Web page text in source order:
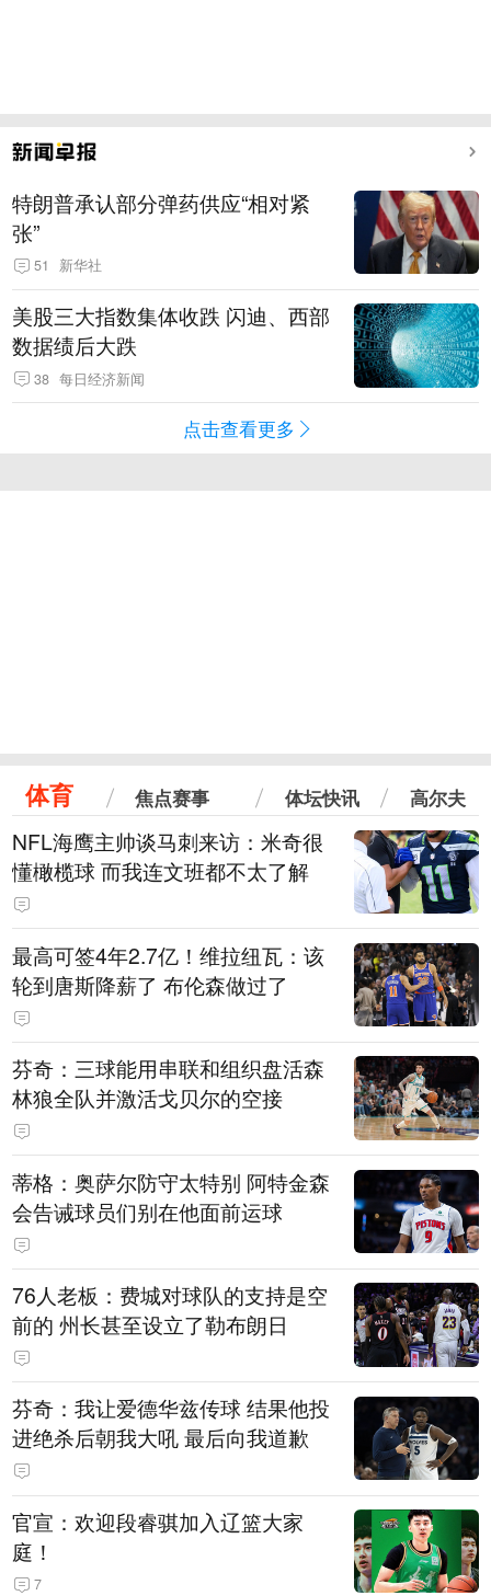
特朗普承认部分弹药供应“相对紧
张”
51 新华社
美股三大指数集体收跌 闪迪、西部
数据绩后大跌
38 每日经济新闻
点击查看更多
体育 焦点赛事 体坛快讯 高尔夫
NFL海鹰主帅谈马刺来访：米奇很
懂橄榄球 而我连文班都不太了解
最高可签4年2.7亿！维拉纽瓦：该
轮到唐斯降薪了 布伦森做过了
芬奇：三球能用串联和组织盘活森
林狼全队并激活戈贝尔的空接
蒂格：奥萨尔防守太特别 阿特金森
会告诫球员们别在他面前运球
76人老板：费城对球队的支持是空
前的 州长甚至设立了勒布朗日
芬奇：我让爱德华兹传球 结果他投
进绝杀后朝我大吼 最后向我道歉
官宣：欢迎段睿骐加入辽篮大家
庭！
7